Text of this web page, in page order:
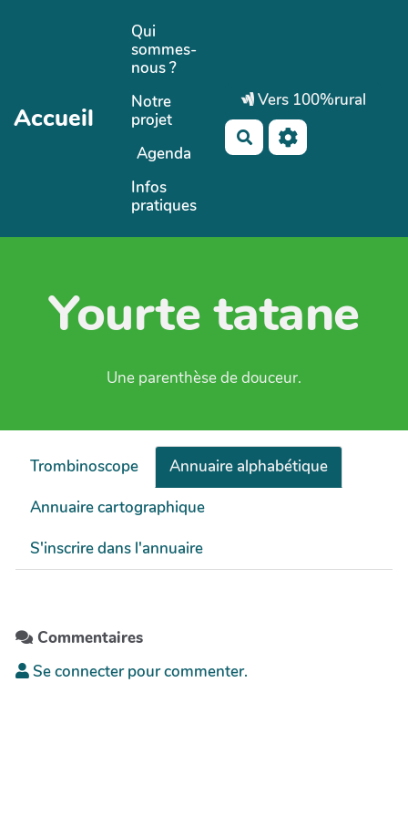
Aller au contenu principal
Accueil
Qui
sommes-
nous ?
Notre
projet
Agenda
Infos
pratiques
Vers 100%rural
Rechercher
Yourte tatane
Une parenthèse de douceur.
Trombinoscope
Annuaire alphabétique
Annuaire cartographique
S'inscrire dans l'annuaire
Commentaires
Se connecter pour commenter.